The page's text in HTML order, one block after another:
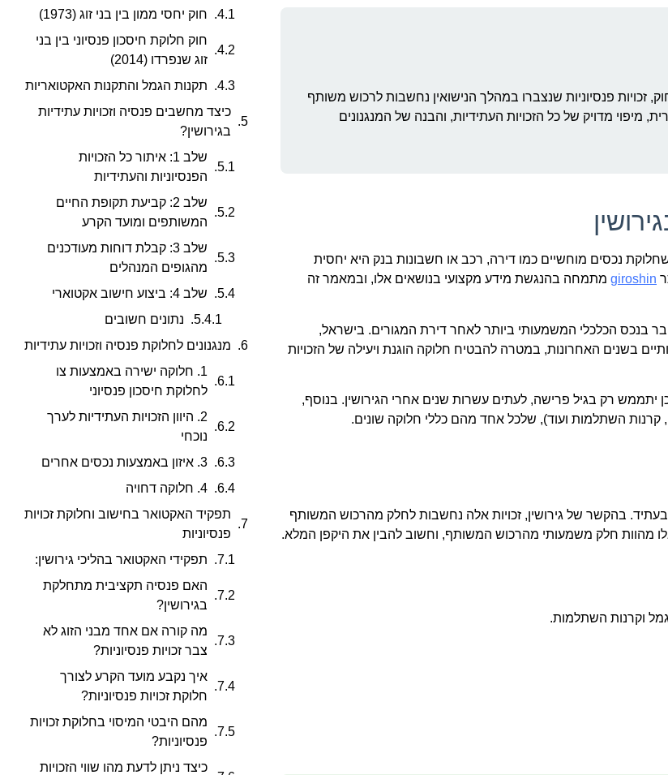
זכויות פנסיוניות שנצברו במהלך הנישואין נחשבות לרכוש משותף
מדויק של כל הזכויות העתידיות, והבנה של המנגנונים
נכסים מוחשיים כמו דירה, רכב או חשבונות בנק היא יחסית
giroshin מתמחה בהנגשת מידע מקצועי בנושאים אלו, ובמאמר זה
בנכס הכלכלי המשמעותי ביותר לאחר דירת המגורים. בישראל,
בשנים האחרונות, במטרה להבטיח חלוקה הוגנת ויעילה של הזכויות
יתממש רק בגיל פרישה, לעתים עשרות שנים אחרי הגירושין. בנוסף,
קרנות השתלמות ועוד), שלכל אחד מהם כללי חלוקה שונים.
בהקשר של גירושין, זכויות אלה נחשבות לחלק מהרכוש המשותף
אלו מהוות חלק משמעותי מהרכוש המשותף, וחשוב להבין את היקפן המלא.
וקרנות השתלמות.
חוק יחסי ממון בין בני זוג (1973)
חוק חלוקת חיסכון פנסיוני בין בני
זוג שנפרדו (2014)
תקנות הגמל והתקנות האקטואריות
כיצד מחשבים פנסיה וזכויות עתידיות
בגירושין?
שלב 1: איתור כל הזכויות
הפנסיוניות והעתידיות
שלב 2: קביעת תקופת החיים
המשותפים ומועד הקרע
שלב 3: קבלת דוחות מעודכנים
מהגופים המנהלים
שלב 4: ביצוע חישוב אקטוארי
נתונים חשובים
מנגנונים לחלוקת פנסיה וזכויות עתידיות
1. חלוקה ישירה באמצעות צו
לחלוקת חיסכון פנסיוני
2. היוון הזכויות העתידיות לערך
נוכחי
3. איזון באמצעות נכסים אחרים
4. חלוקה דחויה
תפקיד האקטואר בחישוב וחלוקת זכויות
פנסיוניות
תפקידי האקטואר בהליכי גירושין:
האם פנסיה תקציבית מתחלקת
בגירושין?
מה קורה אם אחד מבני הזוג לא
צבר זכויות פנסיוניות?
איך נקבע מועד הקרע לצורך
חלוקת זכויות פנסיוניות?
מהם היבטי המיסוי בחלוקת זכויות
פנסיוניות?
כיצד ניתן לדעת מהו שווי הזכויות